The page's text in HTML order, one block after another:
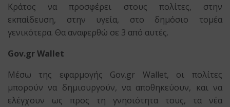
Κράτος να προσφέρει στους πολίτες, στην
εκπαίδευση, στην υγεία, στο δημόσιο τομέα
γενικότερα. Θα αναφερθώ σε 3 από αυτές.
Gov.gr Wallet
Μέσω της εφαρμογής Gov.gr Wallet, οι πολίτες
μπορούν να δημιουργούν, να αποθηκεύουν, και να
ελέγχουν ως προς τη γνησιότητα τους, τα νέα